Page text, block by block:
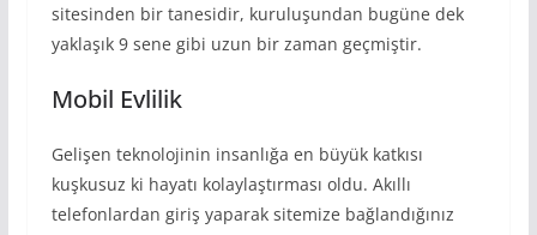
sitesinden bir tanesidir, kuruluşundan bugüne dek
yaklaşık 9 sene gibi uzun bir zaman geçmiştir.
Mobil Evlilik
Gelişen teknolojinin insanlığa en büyük katkısı
kuşkusuz ki hayatı kolaylaştırması oldu. Akıllı
telefonlardan giriş yaparak sitemize bağlandığınız